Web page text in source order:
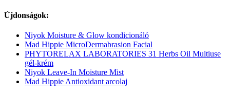
Újdonságok:
Niyok Moisture & Glow kondicionáló
Mad Hippie MicroDermabrasion Facial
PHYTORELAX LABORATORIES 31 Herbs Oil Multiuse
gél-krém
Niyok Leave-In Moisture Mist
Mad Hippie Antioxidant arcolaj